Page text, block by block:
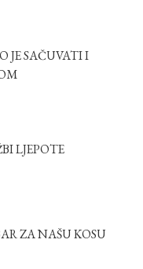
JE SAČUVATI I
LJEPOTE
ZA NAŠU KOSU